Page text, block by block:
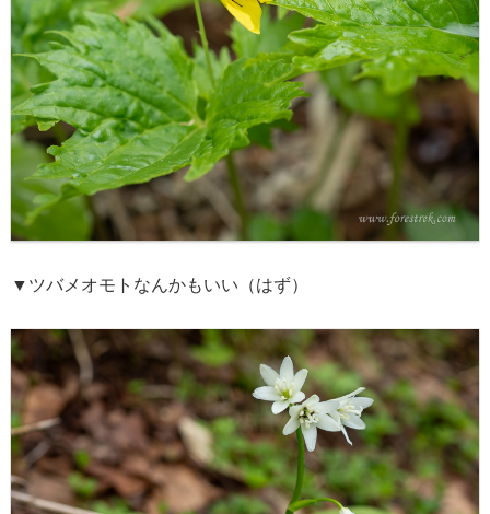
▼ツバメオモトなんかもいい（はず）